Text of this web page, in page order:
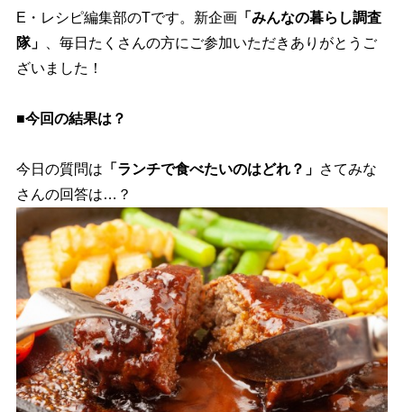
E・レシピ編集部のTです。新企画「みんなの暮らし調査
隊」
、毎日たくさんの方にご参加いただきありがとうご
ざいました！
■今回の結果は？
今日の質問は 「ランチで食べたいのはどれ？」 さてみな
さんの回答は…？